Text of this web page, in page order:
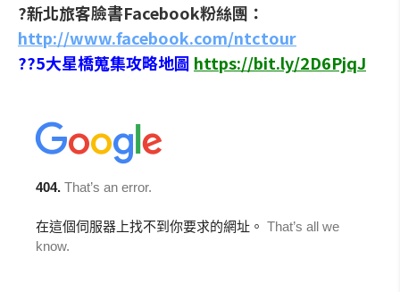
?新北旅客臉書Facebook粉絲團：
http://www.facebook.com/ntctour
??5大星橋蒐集攻略地圖 https://bit.ly/2D6PjqJ